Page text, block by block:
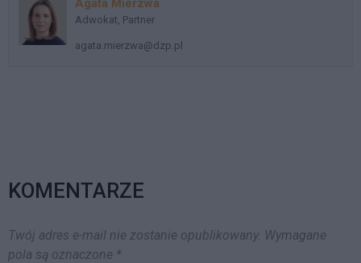
nadliczbowych. Uchwała jest
kompromisem pomiędzy
oczekiwaniami środowiska
lekarskiego a możliwościami
Agata Mierzwa
Adwokat, Partner
agata.mierzwa@dzp.pl
KOMENTARZE
Twój adres e-mail nie zostanie opublikowany. Wymagane
pola są oznaczone *